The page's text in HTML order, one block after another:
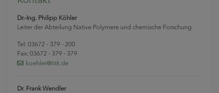
Dr.-Ing. Philipp Köhler
Leiter der Abteilung Native Polymere und chemische Forschung
Tel: 03672 - 379 - 200
Fax: 03672 - 379 - 379
koehler@titk.de
Dr. Frank Wendler